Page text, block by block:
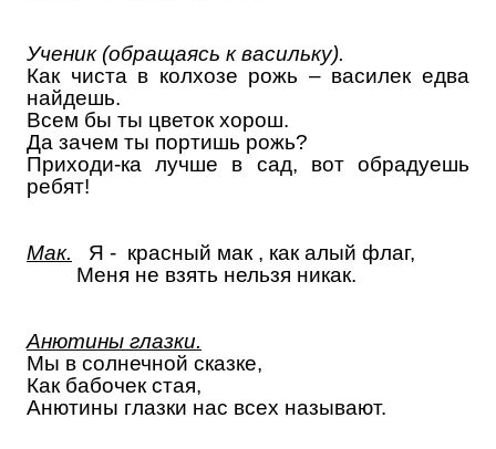
Ученик (обращаясь к васильку).
Как чиста в колхозе рожь – василек едва
найдешь.
Всем бы ты цветок хорош.
Да зачем ты портишь рожь?
Приходи-ка лучше в сад, вот обрадуешь
ребят!
Мак. Я - красный мак , как алый флаг,
Меня не взять нельзя никак.
Анютины глазки.
Мы в солнечной сказке,
Как бабочек стая,
Анютины глазки нас всех называют.